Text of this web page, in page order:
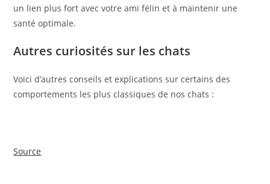
un lien plus fort avec votre ami félin et à maintenir une
santé optimale.
Autres curiosités sur les chats
Voici d’autres conseils et explications sur certains des
comportements les plus classiques de nos chats :
Source